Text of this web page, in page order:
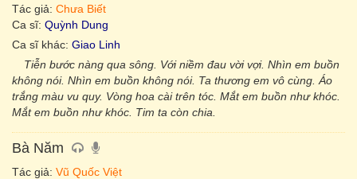
Tác giả: Chưa Biết
Ca sĩ: Quỳnh Dung
Ca sĩ khác: Giao Linh
Tiễn bước nàng qua sông. Với niềm đau vời vợi. Nhìn em buồn
không nói. Nhìn em buồn không nói. Ta thương em vô cùng. Áo
trắng màu vu quy. Vòng hoa cài trên tóc. Mắt em buồn như khóc.
Mắt em buồn như khóc. Tim ta còn chia.
Bà Năm
Tác giả: Vũ Quốc Việt